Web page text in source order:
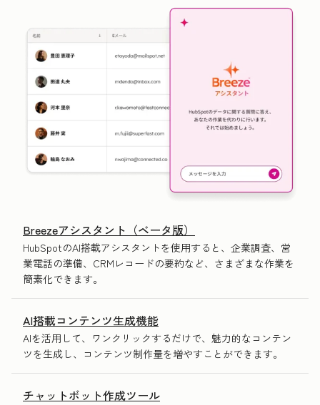
Breezeアシスタント（ベータ版）
HubSpotのAI搭載アシスタントを使用すると、企業調査、営
業電話の準備、CRMレコードの要約など、さまざまな作業を
簡素化できます。
AI搭載コンテンツ生成機能
AIを活用して、ワンクリックするだけで、魅力的なコンテン
ツを生成し、コンテンツ制作量を増やすことができます。
チャットボット作成ツール